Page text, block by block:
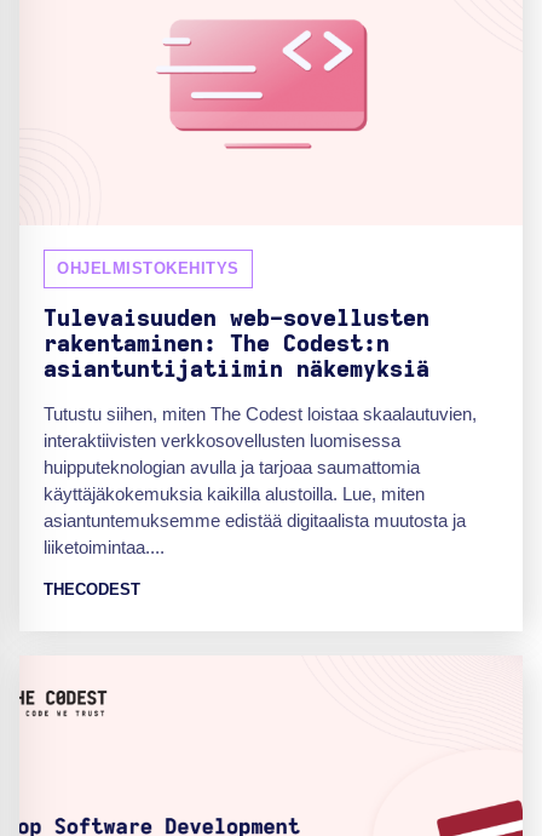
OHJELMISTOKEHITYS
Tulevaisuuden web-sovellusten
rakentaminen: The Codest:n
asiantuntijatiimin näkemyksiä
Tutustu siihen, miten The Codest loistaa skaalautuvien,
interaktiivisten verkkosovellusten luomisessa
huipputeknologian avulla ja tarjoaa saumattomia
käyttäjäkokemuksia kaikilla alustoilla. Lue, miten
asiantuntemuksemme edistää digitaalista muutosta ja
liiketoimintaa....
THECODEST